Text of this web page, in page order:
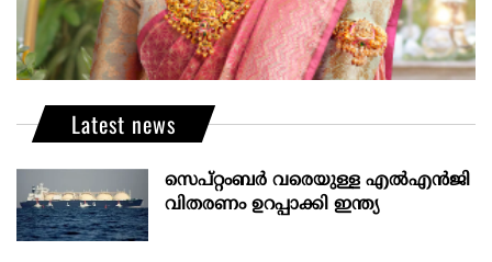
Latest news
സെപ്റ്റംബർ വരെയുള്ള എൽഎൻജി
വിതരണം ഉറപ്പാക്കി ഇന്ത്യ